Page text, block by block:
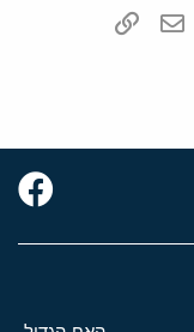
WhatsAppדואר אלקטרוני